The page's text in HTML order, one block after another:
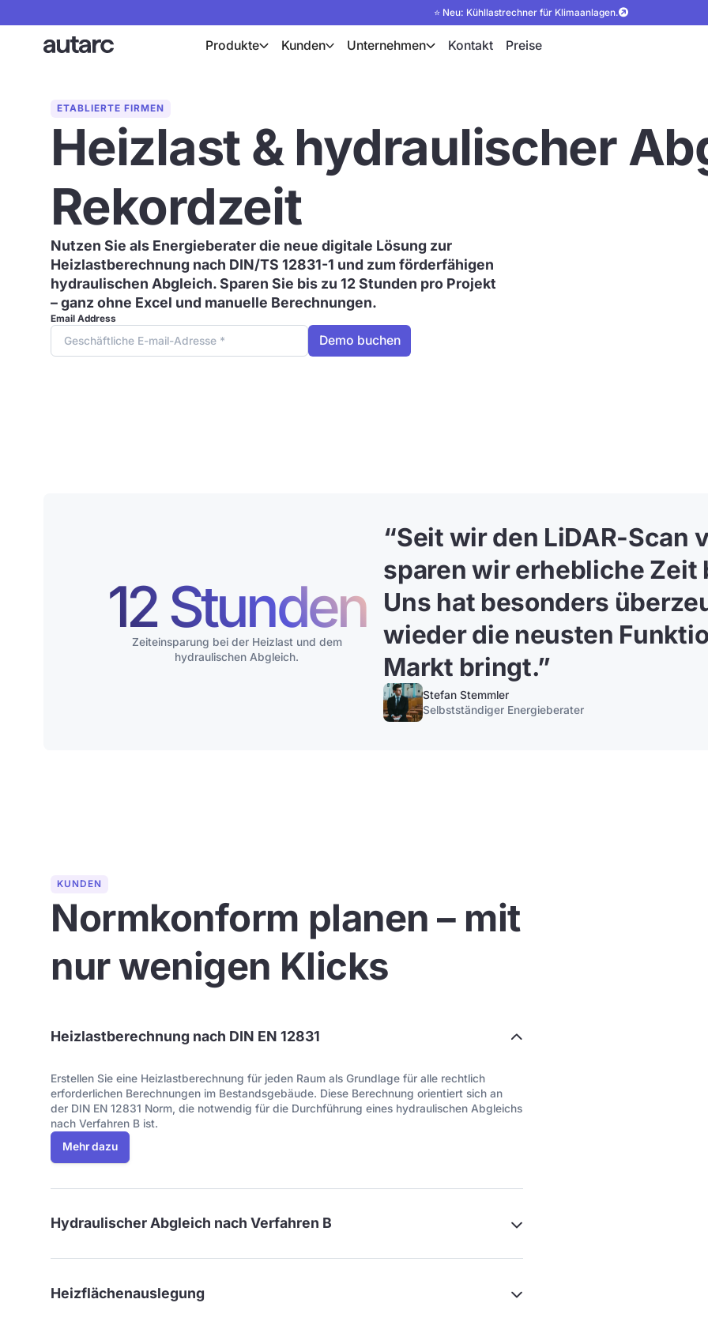
⭐ Neu: Kühllastrechner für Klimaanlagen.
Produkte Kunden Unternehmen Kontakt Preise
ETABLIERTE FIRMEN
Heizlast & hydraulischer
Rekordzeit
Nutzen Sie als Energieberater die neue digitale Lösung zur
Heizlastberechnung nach DIN/TS 12831-1 und zum förderfähigen
hydraulischen Abgleich. Sparen Sie bis zu 12 Stunden pro Projekt
– ganz ohne Excel und manuelle Berechnungen.
Email Address
12 Stunden
Zeiteinsparung bei der Heizlast und dem
hydraulischen Abgleich.
“Seit wir den LiDAR-Scan
sparen wir erhebliche Zeit
Uns hat besonders
wieder die neusten
Markt bringt.”
Stefan Stemmler
Selbstständiger Energieberater
KUNDEN
Normkonform planen – mit
nur wenigen Klicks
Heizlastberechnung nach DIN EN 12831
Erstellen Sie eine Heizlastberechnung für jeden Raum als Grundlage für alle rechtlich
erforderlichen Berechnungen im Bestandsgebäude. Diese Berechnung orientiert sich an
der DIN EN 12831 Norm, die notwendig für die Durchführung eines hydraulischen Abgleichs
nach Verfahren B ist.
Mehr dazu
Hydraulischer Abgleich nach Verfahren B
Heizflächenauslegung